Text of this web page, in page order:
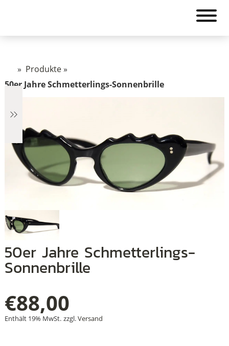
» Produkte»
50er Jahre Schmetterlings-Sonnenbrille
50er Jahre Schmetterlings-
Sonnenbrille
€88,00
Enthält 19% MwSt. zzgl.Versand
+
+
+